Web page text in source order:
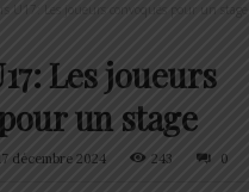
U17: Les joueurs convoqués pour un stage
Les joueurs
un stage
décembre 2024 243 0